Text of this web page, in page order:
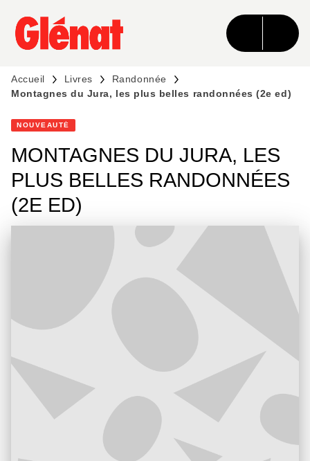
MENU RECHERCHE CONTENU
PIED DE PAGE
Accueil Livres
Randonnée
Montagnes du Jura, les plus belles randonnées (2e ed)
NOUVEAUTÉ
MONTAGNES DU JURA, LES
PLUS BELLES RANDONNÉES
(2E ED)